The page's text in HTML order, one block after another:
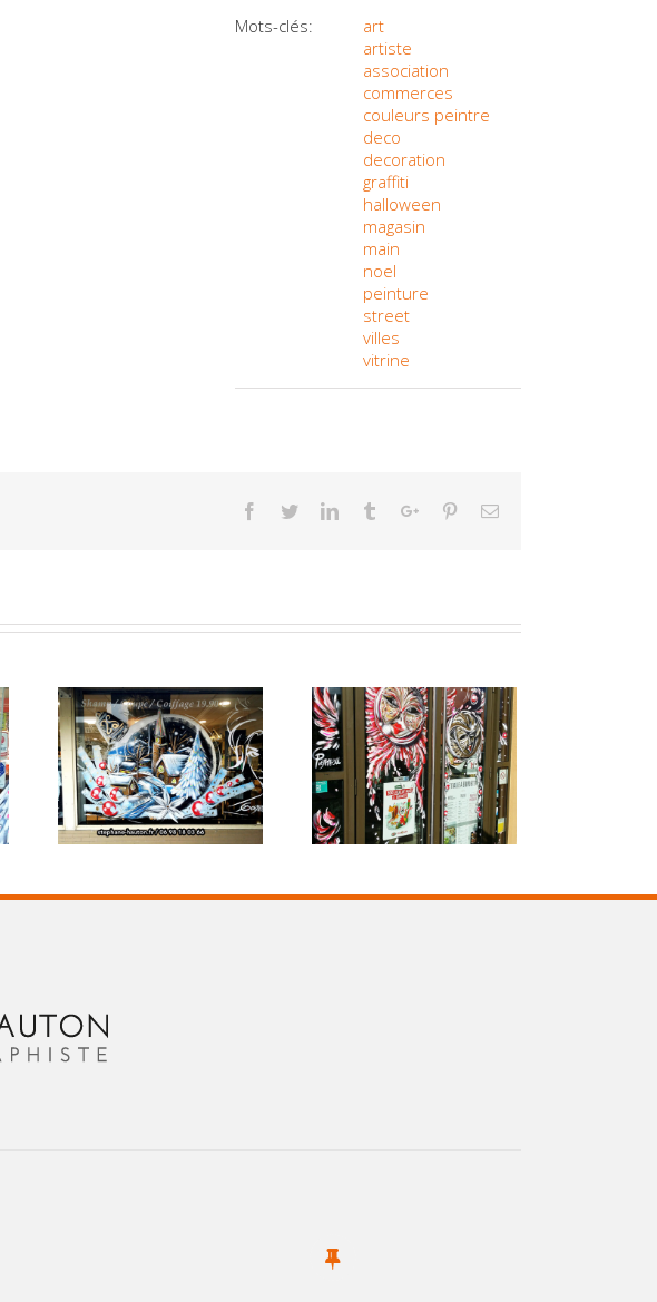
Mots-clés:
art
artiste
association
commerces
couleurs peintre
deco
decoration
graffiti
halloween
magasin
main
noel
peinture
street
villes
vitrine
Facebook
TwitterLinkedinTumblrGoogle+PinterestEmail